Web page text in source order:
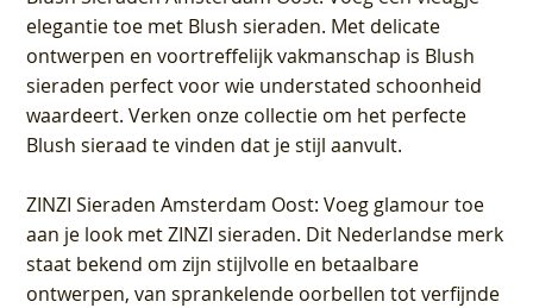
elegantie toe met Blush sieraden. Met delicate
ontwerpen en voortreffelijk vakmanschap is Blush
sieraden perfect voor wie understated schoonheid
waardeert. Verken onze collectie om het perfecte
Blush sieraad te vinden dat je stijl aanvult.
ZINZI Sieraden Amsterdam Oost: Voeg glamour toe
aan je look met ZINZI sieraden. Dit Nederlandse merk
staat bekend om zijn stijlvolle en betaalbare
ontwerpen, van sprankelende oorbellen tot verfijnde